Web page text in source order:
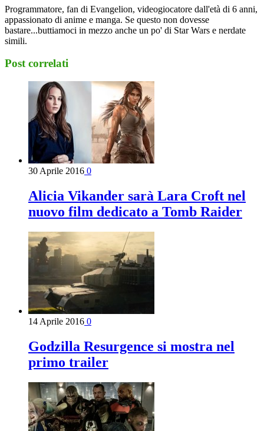
Programmatore, fan di Evangelion, videogiocatore dall'età di 6 anni,
appassionato di anime e manga. Se questo non dovesse
bastare...buttiamoci in mezzo anche un po' di Star Wars e nerdate
simili.
Post correlati
30 Aprile 2016 0
Alicia Vikander sarà Lara Croft nel
nuovo film dedicato a Tomb Raider
14 Aprile 2016 0
Godzilla Resurgence si mostra nel
primo trailer